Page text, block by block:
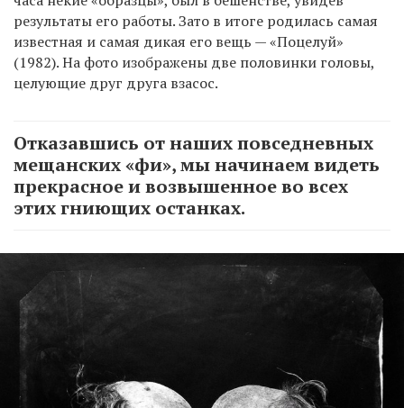
результаты его работы. Зато в итоге родилась самая
известная и самая дикая его вещь — «Поцелуй»
(1982). На фото изображены две половинки головы,
целующие друг друга взасос.
Отказавшись от наших повседневных
мещанских «фи», мы начинаем видеть
прекрасное и возвышенное во всех
этих гниющих останках.